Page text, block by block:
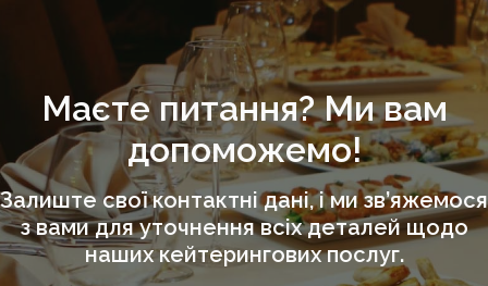
Маєте питання? Ми вам
допоможемо!
Залиште свої контактні дані, і ми зв’яжемося
з вами для уточнення всіх деталей щодо
наших кейтерингових послуг.